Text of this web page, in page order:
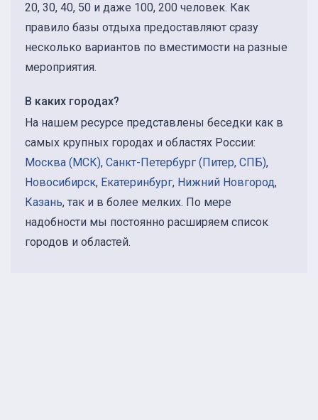
20, 30, 40, 50 и даже 100, 200 человек. Как
правило базы отдыха предоставляют сразу
несколько вариантов по вместимости на разные
мероприятия.
В каких городах?
На нашем ресурсе представлены беседки как в
самых крупных городах и областях России:
Москва (МСК), Санкт-Петербург (Питер, СПБ),
Новосибирск, Екатеринбург, Нижний Новгород,
Казань, так и в более мелких. По мере
надобности мы постоянно расширяем список
городов и областей.